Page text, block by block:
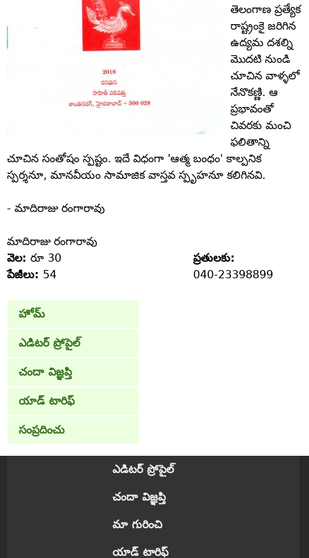
తెలంగాణ ప్రత్యేక
రాష్ట్రంకై జరిగిన
ఉద్యమ దశల్ని
మొదటి నుండి
చూచిన వాళ్ళలో
నేనొకణ్ణి. ఆ
ప్రభావంతో
చివరకు మంచి
ఫలితాన్ని
చూచిన సంతోషం స్పష్టం. ఇదే విధంగా 'ఆత్మ బంధం' కాల్పనిక
స్పర్శనూ, మానవీయం సామాజిక వాస్తవ స్పృహనూ కలిగినవి.
- మాదిరాజు రంగారావు
మాదిరాజు రంగారావు
వెల: రూ 30
పేజీలు: 54
ప్రతులకు:
040-23398899
హోమ్
ఎడిటర్ ప్రోపైల్
చందా విజ్ఞప్తి
యాడ్ టారిఫ్
సంప్రదించు
ఎడిటర్ ప్రోపైల్
చందా విజ్ఞప్తి
మా గురించి
యాడ్ టారిఫ్